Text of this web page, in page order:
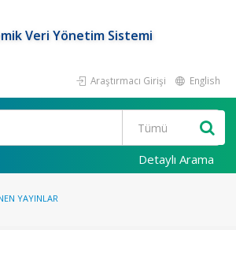
Veri Yönetim Sistemi
Araştırmacı Girişi English
Detaylı Arama
YAYINLAR